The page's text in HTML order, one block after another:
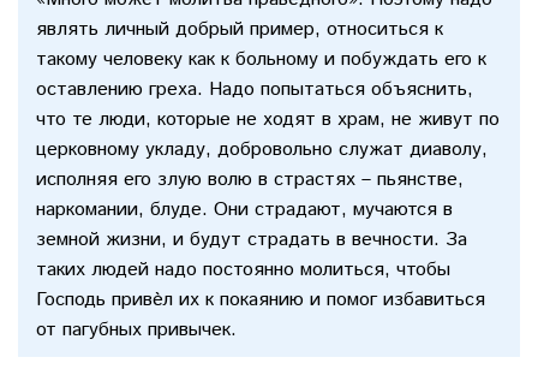
являть личный добрый пример, относиться к
такому человеку как к больному и побуждать его к
оставлению греха. Надо попытаться объяснить,
что те люди, которые не ходят в храм, не живут по
церковному укладу, добровольно служат диаволу,
исполняя его злую волю в страстях – пьянстве,
наркомании, блуде. Они страдают, мучаются в
земной жизни, и будут страдать в вечности. За
таких людей надо постоянно молиться, чтобы
Господь привѐл их к покаянию и помог избавиться
от пагубных привычек.